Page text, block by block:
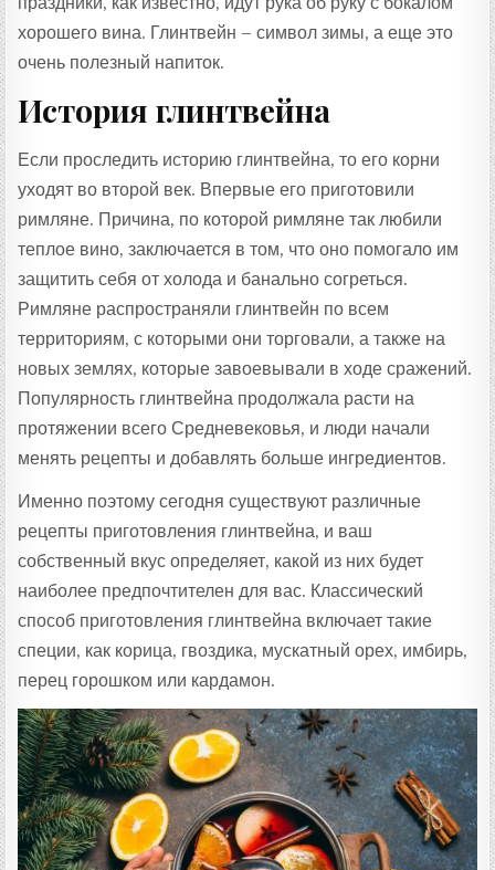
хорошего вина. Глинтвейн – символ зимы, а еще это
очень полезный напиток.
История глинтвейна
Если проследить историю глинтвейна, то его корни
уходят во второй век. Впервые его приготовили
римляне. Причина, по которой римляне так любили
теплое вино, заключается в том, что оно помогало им
защитить себя от холода и банально согреться.
Римляне распространяли глинтвейн по всем
территориям, с которыми они торговали, а также на
новых землях, которые завоевывали в ходе сражений.
Популярность глинтвейна продолжала расти на
протяжении всего Средневековья, и люди начали
менять рецепты и добавлять больше ингредиентов.
Именно поэтому сегодня существуют различные
рецепты приготовления глинтвейна, и ваш
собственный вкус определяет, какой из них будет
наиболее предпочтителен для вас. Классический
способ приготовления глинтвейна включает такие
специи, как корица, гвоздика, мускатный орех, имбирь,
перец горошком или кардамон.